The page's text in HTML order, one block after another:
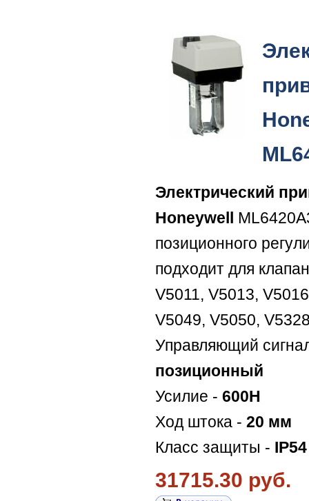
Электрический
Honeywell
позиционного
подходит для
V5011, V5013,
V5049, V5050,
Управляющий
позиционный
Усилие - 600Н
Ход штока - 20 мм
Класс защиты - IP54
31715.30 руб.